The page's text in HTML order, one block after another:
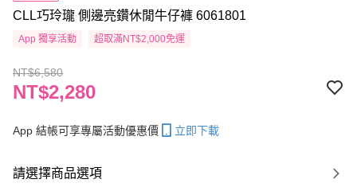
CLL巧玲瓏 側邊亮鑽休閒牛仔褲 6061801
App 獨享活動 超取滿NT$2,000免運
NT$6,580
NT$2,280
App 結帳可享專屬活動優惠價 立即下載
請選擇商品選項